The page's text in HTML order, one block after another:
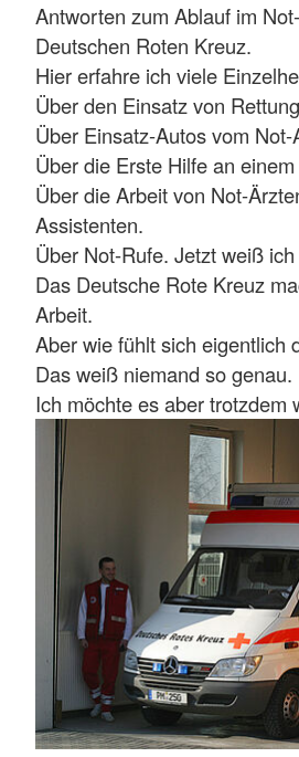
Antworten zum Ablauf im
Deutschen Roten Kreuz.
Hier erfahre ich viele
Über den Einsatz von
Über Einsatz-Autos vom Not-
Über die Erste Hilfe an
Über die Arbeit von Not-
Assistenten.
Über Not-Rufe. Jetzt weiß
Das Deutsche Rote Kreuz
Arbeit.
Aber wie fühlt sich eigentlich
Das weiß niemand so genau.
Ich möchte es aber trotzdem